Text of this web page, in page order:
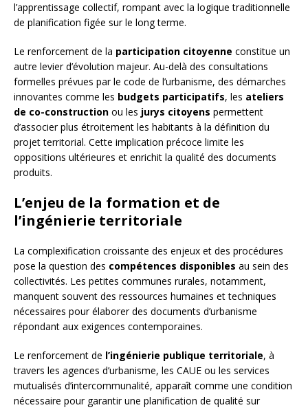
l’apprentissage collectif, rompant avec la logique traditionnelle
de planification figée sur le long terme.
Le renforcement de la participation citoyenne constitue un
autre levier d’évolution majeur. Au-delà des consultations
formelles prévues par le code de l’urbanisme, des démarches
innovantes comme les budgets participatifs, les ateliers
de co-construction ou les jurys citoyens permettent
d’associer plus étroitement les habitants à la définition du
projet territorial. Cette implication précoce limite les
oppositions ultérieures et enrichit la qualité des documents
produits.
L’enjeu de la formation et de
l’ingénierie territoriale
La complexification croissante des enjeux et des procédures
pose la question des compétences disponibles au sein des
collectivités. Les petites communes rurales, notamment,
manquent souvent des ressources humaines et techniques
nécessaires pour élaborer des documents d’urbanisme
répondant aux exigences contemporaines.
Le renforcement de l’ingénierie publique territoriale, à
travers les agences d’urbanisme, les CAUE ou les services
mutualisés d’intercommunalité, apparaît comme une condition
nécessaire pour garantir une planification de qualité sur